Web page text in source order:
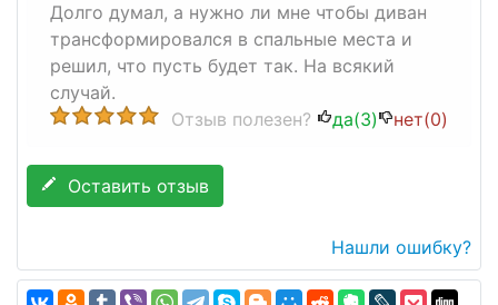
Долго думал, а нужно ли мне чтобы диван
трансформировался в спальные места и
решил, что пусть будет так. На всякий
случай.
Отзыв полезен?
да(3) нет(0)
Оставить отзыв
Нашли ошибку?